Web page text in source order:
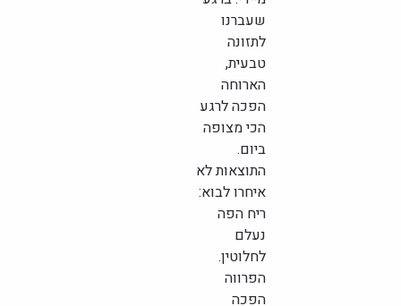
שעברנו
לתזונה
טבעית,
הארוחה
הפכה לרגע
הכי מצופה
ביום.
התוצאות לא
איחרו לבוא:
ריח הפה
נעלם
לחלוטין.
הפרווה
הפכה